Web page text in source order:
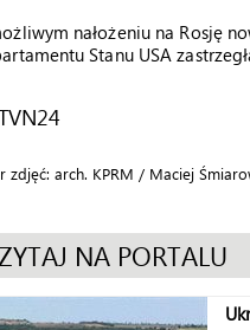
nałożeniu na Rosję
Stanu USA
zdjęć: arch. KPRM / Maciej
NA PORTALU